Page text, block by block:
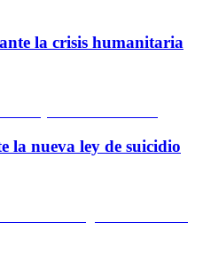
la crisis humanitaria
la nueva ley de suicidio